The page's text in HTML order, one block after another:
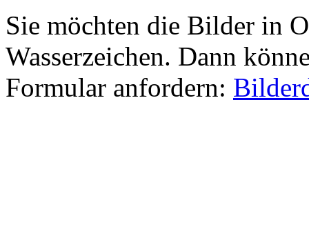
Sie möchten die Bilder in
Wasserzeichen. Dann
Formular anfordern: